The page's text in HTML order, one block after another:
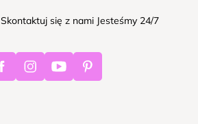
Skontaktuj się z nami Jesteśmy 24/7
FacebookInstagramYoutube Pinterest